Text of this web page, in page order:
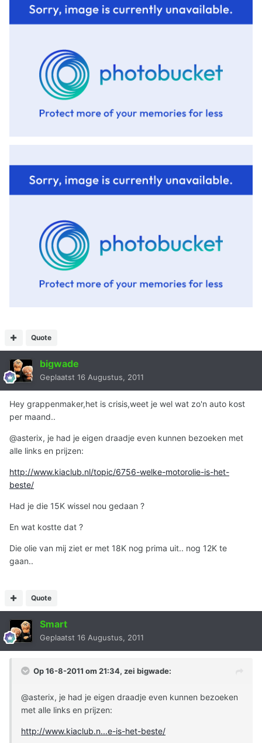
Quote
bigwade
Geplaatst 16 Augustus, 2011
Hey grappenmaker,het is crisis,weet je wel wat zo'n auto kost
per maand..
@asterix, je had je eigen draadje even kunnen bezoeken met
alle links en prijzen:
http://www.kiaclub.nl/topic/6756-welke-motorolie-is-het-
beste/
Had je die 15K wissel nou gedaan ?
En wat kostte dat ?
Die olie van mij ziet er met 18K nog prima uit.. nog 12K te
gaan..
Quote
Smart
Geplaatst 16 Augustus, 2011
Op 16-8-2011 om 21:34, zei bigwade:
@asterix, je had je eigen draadje even kunnen bezoeken
met alle links en prijzen:
http://www.kiaclub.n...e-is-het-beste/